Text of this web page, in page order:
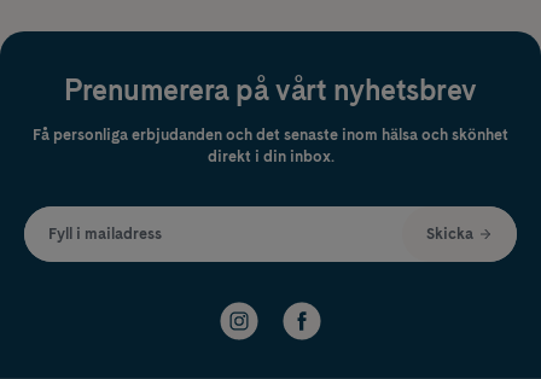
Prenumerera på vårt nyhetsbrev
Få personliga erbjudanden och det senaste inom hälsa och skönhet
direkt i din inbox.
Fyll i mailadress Skicka